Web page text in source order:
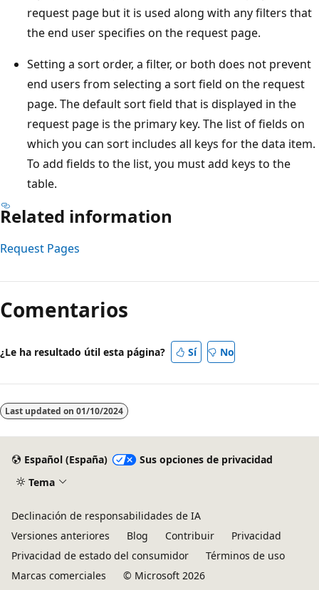
request page but it is used along with any filters that
the end user specifies on the request page.
Setting a sort order, a filter, or both does not prevent
end users from selecting a sort field on the request
page. The default sort field that is displayed in the
request page is the primary key. The list of fields on
which you can sort includes all keys for the data item.
To add fields to the list, you must add keys to the
table.
Related information
Request Pages
de
lectura
Comentarios
¿Le ha resultado útil esta página? Sí No
Last updated on 01/10/2024
Español (España)
Sus opciones de privacidad
Tema
Declinación de responsabilidades de IA
Versiones anteriores
Blog Contribuir
Privacidad
Privacidad de estado del consumidor
Términos de uso
Marcas comerciales
© Microsoft 2026